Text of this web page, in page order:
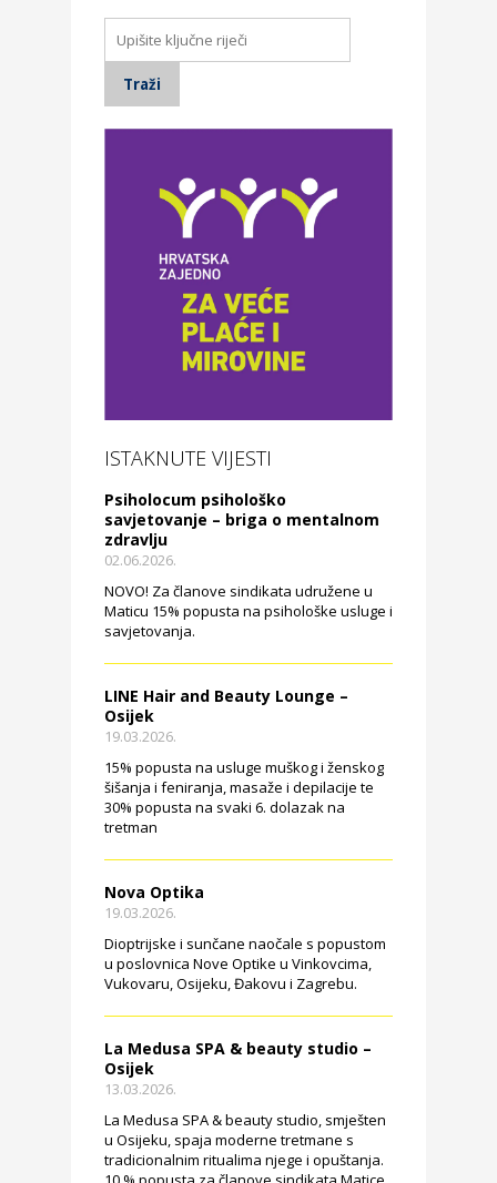
ISTAKNUTE VIJESTI
Psiholocum psihološko
savjetovanje – briga o mentalnom
zdravlju
02.06.2026.
NOVO! Za članove sindikata udružene u
Maticu 15% popusta na psihološke usluge i
savjetovanja.
LINE Hair and Beauty Lounge –
Osijek
19.03.2026.
15% popusta na usluge muškog i ženskog
šišanja i feniranja, masaže i depilacije te
30% popusta na svaki 6. dolazak na
tretman
Nova Optika
19.03.2026.
Dioptrijske i sunčane naočale s popustom
u poslovnica Nove Optike u Vinkovcima,
Vukovaru, Osijeku, Đakovu i Zagrebu.
La Medusa SPA & beauty studio –
Osijek
13.03.2026.
La Medusa SPA & beauty studio, smješten
u Osijeku, spaja moderne tretmane s
tradicionalnim ritualima njege i opuštanja.